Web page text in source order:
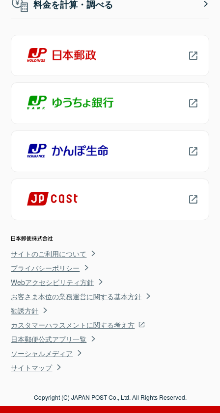
料金を計算・調べる
サイトのご利用について
プライバシーポリシー
Webアクセシビリティ方針
お客さま本位の業務運営に関する基本方針
勧誘方針
カスタマーハラスメントに関する考え方
日本郵便公式アプリ一覧
ソーシャルメディア
サイトマップ
Copyright (C) JAPAN POST Co., Ltd. All Rights Reserved.